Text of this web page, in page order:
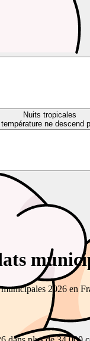
Nuits tropicales
ne descend
2026 en